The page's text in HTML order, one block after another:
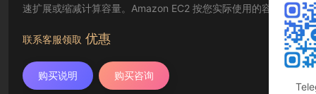
速扩展或缩减计算容量。Amazon EC2 按您实际使用的容量收
费，改变了计算的成本结算方式。Amazon EC2 云服务器还为
开发人员提供了创建故障恢复应用程序以及排除常见故障情况
联系客服领取 优惠
购买说明 购买咨询